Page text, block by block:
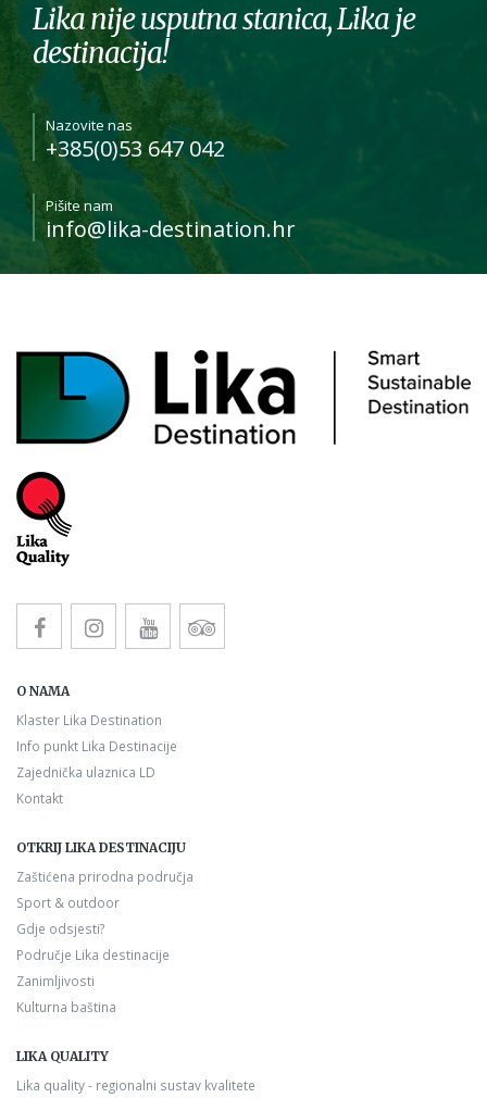
Lika nije usputna stanica, Lika je
destinacija!
Nazovite nas
+385(0)53 647 042
Pišite nam
info@lika-destination.hr
O NAMA
Klaster Lika Destination
Info punkt Lika Destinacije
Zajednička ulaznica LD
Kontakt
OTKRIJ LIKA DESTINACIJU
Zaštićena prirodna područja
Sport & outdoor
Gdje odsjesti?
Područje Lika destinacije
Zanimljivosti
Kulturna baština
LIKA QUALITY
Lika quality - regionalni sustav kvalitete